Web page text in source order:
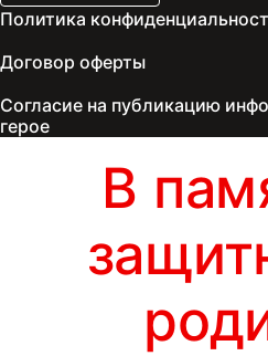
Политика
Договор оферты
Согласие на публикацию
герое
В